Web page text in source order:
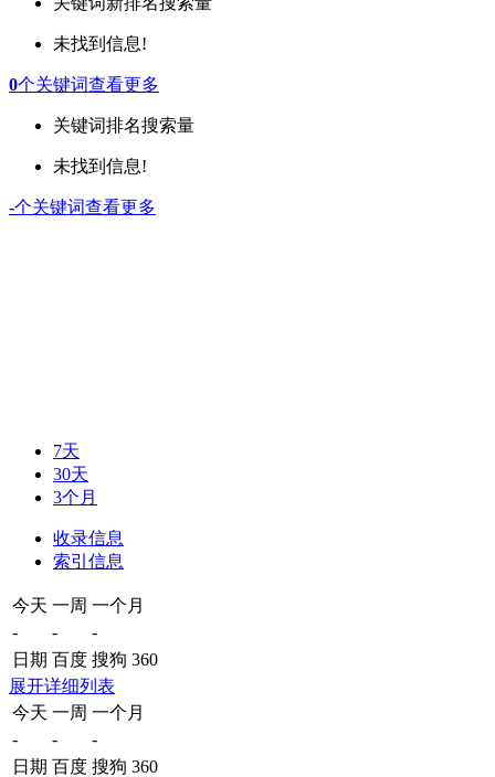
未找到信息!
0个关键词查看更多
关键词排名搜索量
未找到信息!
-个关键词查看更多
7天
30天
3个月
收录信息
索引信息
今天 一周 一个月
-
-
-
日期 百度 搜狗 360
展开详细列表
今天 一周 一个月
-
-
-
日期 百度 搜狗 360